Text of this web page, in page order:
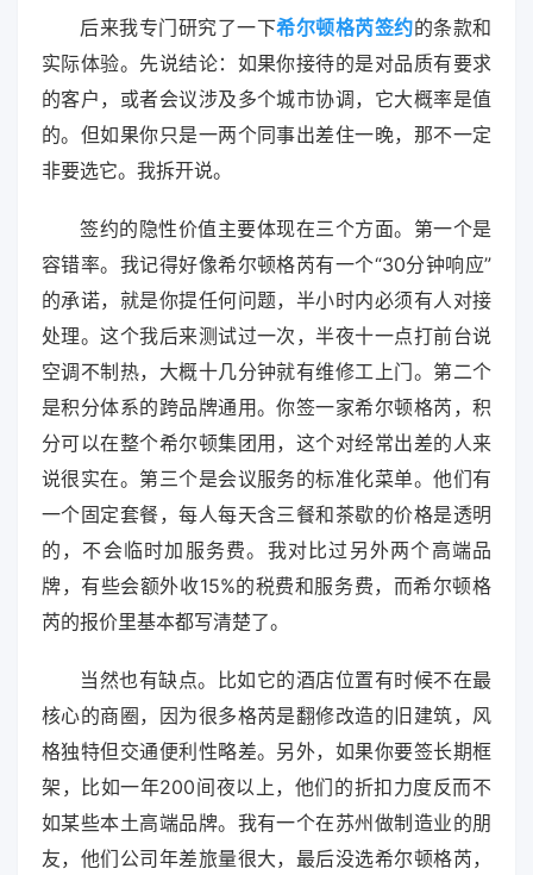
后来我专门研究了一下希尔顿格芮签约的条款和
实际体验。先说结论：如果你接待的是对品质有要求
的客户，或者会议涉及多个城市协调，它大概率是值
的。但如果你只是一两个同事出差住一晚，那不一定
非要选它。我拆开说。
签约的隐性价值主要体现在三个方面。第一个是
容错率。我记得好像希尔顿格芮有一个“30分钟响应”
的承诺，就是你提任何问题，半小时内必须有人对接
处理。这个我后来测试过一次，半夜十一点打前台说
空调不制热，大概十几分钟就有维修工上门。第二个
是积分体系的跨品牌通用。你签一家希尔顿格芮，积
分可以在整个希尔顿集团用，这个对经常出差的人来
说很实在。第三个是会议服务的标准化菜单。他们有
一个固定套餐，每人每天含三餐和茶歇的价格是透明
的，不会临时加服务费。我对比过另外两个高端品
牌，有些会额外收15%的税费和服务费，而希尔顿格
芮的报价里基本都写清楚了。
当然也有缺点。比如它的酒店位置有时候不在最
核心的商圈，因为很多格芮是翻修改造的旧建筑，风
格独特但交通便利性略差。另外，如果你要签长期框
架，比如一年200间夜以上，他们的折扣力度反而不
如某些本土高端品牌。我有一个在苏州做制造业的朋
友，他们公司年差旅量很大，最后没选希尔顿格芮，